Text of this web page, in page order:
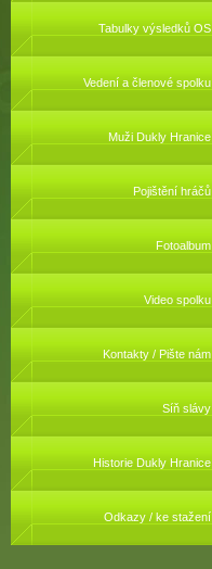
Tabulky výsledků OS
Vedení a členové spolku
Muži Dukly Hranice
Pojištění hráčů
Fotoalbum
Video spolku
Kontakty / Pište nám
Síň slávy
Historie Dukly Hranice
Odkazy / ke stažení